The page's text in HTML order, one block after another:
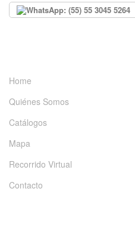
Home
Quiénes Somos
Catálogos
Mapa
Recorrido Virtual
Contacto